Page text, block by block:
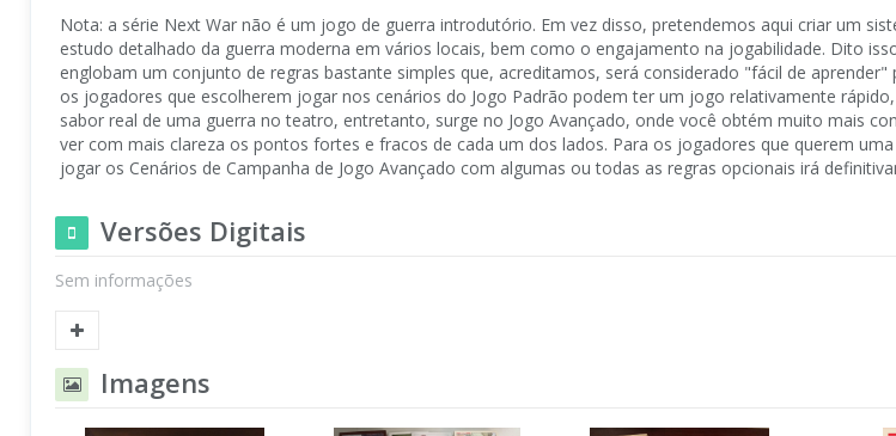
Nota: a série Next War não é um jogo de guerra introdutório. Em vez disso, pretendemos aqui criar um
estudo detalhado da guerra moderna em vários locais, bem como o engajamento na jogabilidade. Dito
englobam um conjunto de regras bastante simples que, acreditamos, será considerado "fácil de aprender"
os jogadores que escolherem jogar nos cenários do Jogo Padrão podem ter um jogo relativamente
sabor real de uma guerra no teatro, entretanto, surge no Jogo Avançado, onde você obtém muito mais
ver com mais clareza os pontos fortes e fracos de cada um dos lados. Para os jogadores que querem
jogar os Cenários de Campanha de Jogo Avançado com algumas ou todas as regras opcionais irá
Versões Digitais
Sem informações
Imagens